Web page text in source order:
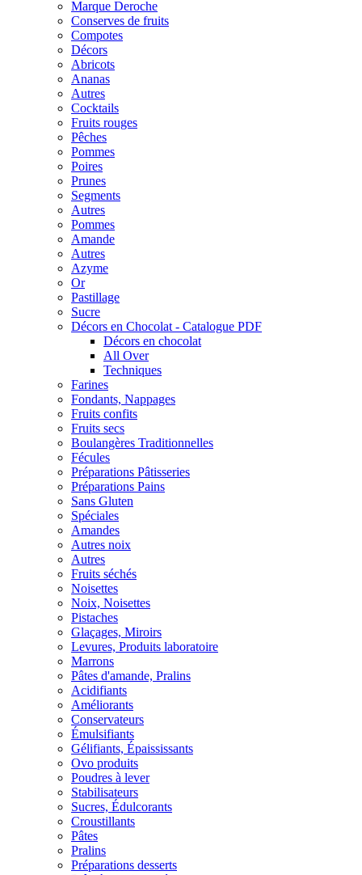
Marque Deroche
Conserves de fruits
Compotes
Décors
Abricots
Ananas
Autres
Cocktails
Fruits rouges
Pêches
Pommes
Poires
Prunes
Segments
Autres
Pommes
Amande
Autres
Azyme
Or
Pastillage
Sucre
Décors en Chocolat - Catalogue PDF
Décors en chocolat
All Over
Techniques
Farines
Fondants, Nappages
Fruits confits
Fruits secs
Boulangères Traditionnelles
Fécules
Préparations Pâtisseries
Préparations Pains
Sans Gluten
Spéciales
Amandes
Autres noix
Autres
Fruits séchés
Noisettes
Noix, Noisettes
Pistaches
Glaçages, Miroirs
Levures, Produits laboratoire
Marrons
Pâtes d'amande, Pralins
Acidifiants
Améliorants
Conservateurs
Émulsifiants
Gélifiants, Épaississants
Ovo produits
Poudres à lever
Stabilisateurs
Sucres, Édulcorants
Croustillants
Pâtes
Pralins
Préparations desserts